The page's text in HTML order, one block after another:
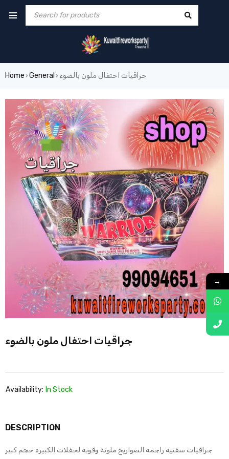
Home › General › جراقيات احتفال ملون بالضوء
جراقيات احتفال ملون بالضوء
Availability: In Stock
DESCRIPTION
جراقيات سفنية راجمه الصواريخ ملونه وقويه لحفلات الكبيره حجم كبير
→